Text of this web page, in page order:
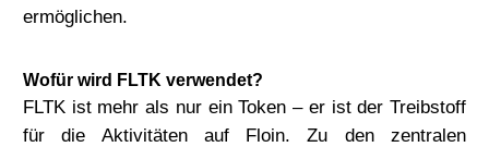
ermöglichen.
Wofür wird FLTK verwendet?
FLTK ist mehr als nur ein Token – er ist der Treibstoff
für die Aktivitäten auf Floin. Zu den zentralen